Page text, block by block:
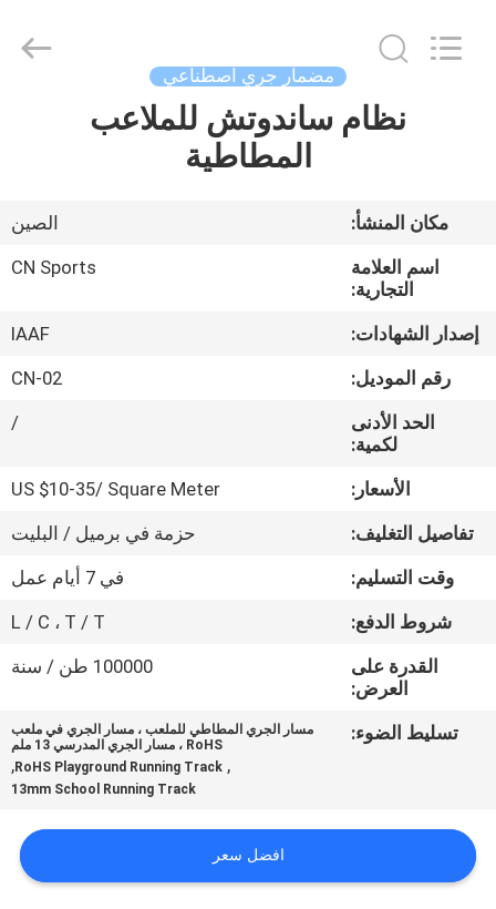
معلومات
جولة
مراقبة
الجودة
اتصل
اطلب
خريطة
الموقع
Materials
مضمار جري اصطناعي
نظام ساندوتش للملاعب
المطاطية
مكان المنشأ:
الصين
اسم العلامة
التجارية:
CN Sports
إصدار الشهادات:
IAAF
رقم الموديل:
CN-02
الحد الأدنى
لكمية:
/
الأسعار:
US $10-35/ Square Meter
تفاصيل التغليف:
حزمة في برميل / البليت
وقت التسليم:
في 7 أيام عمل
شروط الدفع:
L / C ، T / T
القدرة على
العرض:
100000 طن / سنة
تسليط الضوء:
مسار الجري المطاطي للملعب ، مسار الجري في ملعب
RoHS ، مسار الجري المدرسي 13 ملم
,
RoHS Playground Running Track
,
13mm School Running Track
افضل سعر